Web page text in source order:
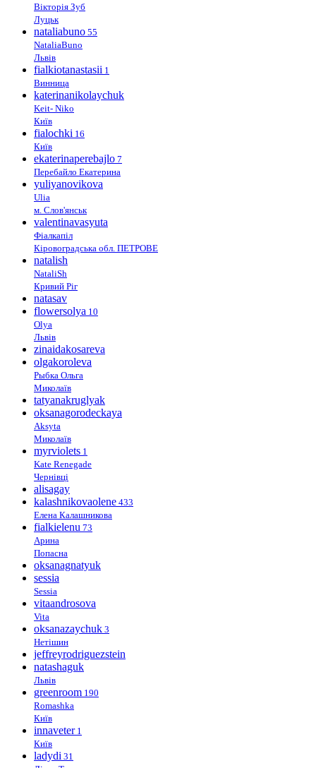
Вікторія Зуб
Луцьк
nataliabuno 55
NataliaBuno
Львів
fialkiotanastasii 1
Винница
katerinanikolaychuk
Keit- Niko
Київ
fialochki 16
Київ
ekaterinaperebajlo 7
Перебайло Екатерина
yuliyanovikova
Ulia
м. Слов'янськ
valentinavasyuta
Фіалкапіл
Кіровоградська обл. ПЕТРОВЕ
natalish
NataliSh
Кривий Ріг
natasav
flowersolya 10
Olya
Львів
zinaidakosareva
olgakoroleva
Рыбка Ольга
Миколаїв
tatyanakruglyak
oksanagorodeckaya
Aksyta
Миколаїв
myrviolets 1
Kate Renegade
Чернівці
alisagay
kalashnikovaolene 433
Елена Калашникова
fialkielenu 73
Арина
Попасна
oksanagnatyuk
sessia
Sessia
vitaandrosova
Vita
oksanazaychuk 3
Нетішин
jeffreyrodriguezstein
natashaguk
Львів
greenroom 190
Romashka
Київ
innaveter 1
Київ
ladydi 31